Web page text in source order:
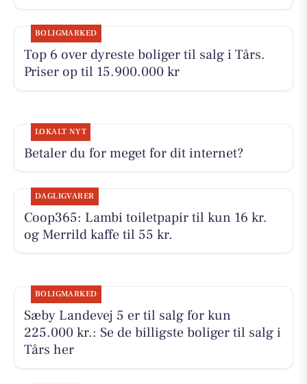
BOLIGMARKED
Top 6 over dyreste boliger til salg i Tårs.
Priser op til 15.900.000 kr
LOKALT NYT
Betaler du for meget for dit internet?
DAGLIGVARER
Coop365: Lambi toiletpapir til kun 16 kr.
og Merrild kaffe til 55 kr.
BOLIGMARKED
Sæby Landevej 5 er til salg for kun
225.000 kr.: Se de billigste boliger til salg i
Tårs her